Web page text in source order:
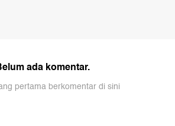
ada komentar.
pertama berkomentar di sini